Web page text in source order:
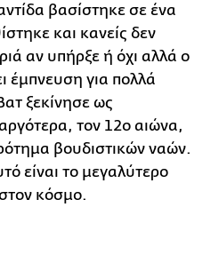
βασίστηκε σε ένα
και κανείς δεν
αν υπήρξε ή όχι αλλά ο
έμπνευση για πολλά
ξεκίνησε ως
τον 12ο αιώνα,
βουδιστικών ναών.
είναι το μεγαλύτερο
κόσμο.